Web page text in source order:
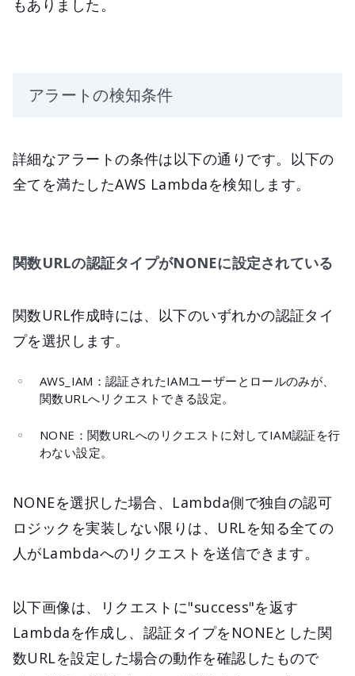
もありました。
アラートの検知条件
詳細なアラートの条件は以下の通りです。以下の
全てを満たしたAWS Lambdaを検知します。
関数URLの認証タイプがNONEに設定されている
関数URL作成時には、以下のいずれかの認証タイ
プを選択します。
AWS_IAM：認証されたIAMユーザーとロールのみが、
関数URLへリクエストできる設定。
NONE：関数URLへのリクエストに対してIAM認証を行
わない設定。
NONEを選択した場合、Lambda側で独自の認可
ロジックを実装しない限りは、URLを知る全ての
人がLambdaへのリクエストを送信できます。
以下画像は、リクエストに"success"を返す
Lambdaを作成し、認証タイプをNONEとした関
数URLを設定した場合の動作を確認したもので